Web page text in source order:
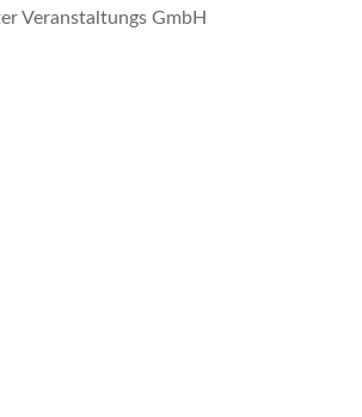
Veranstaltungs GmbH